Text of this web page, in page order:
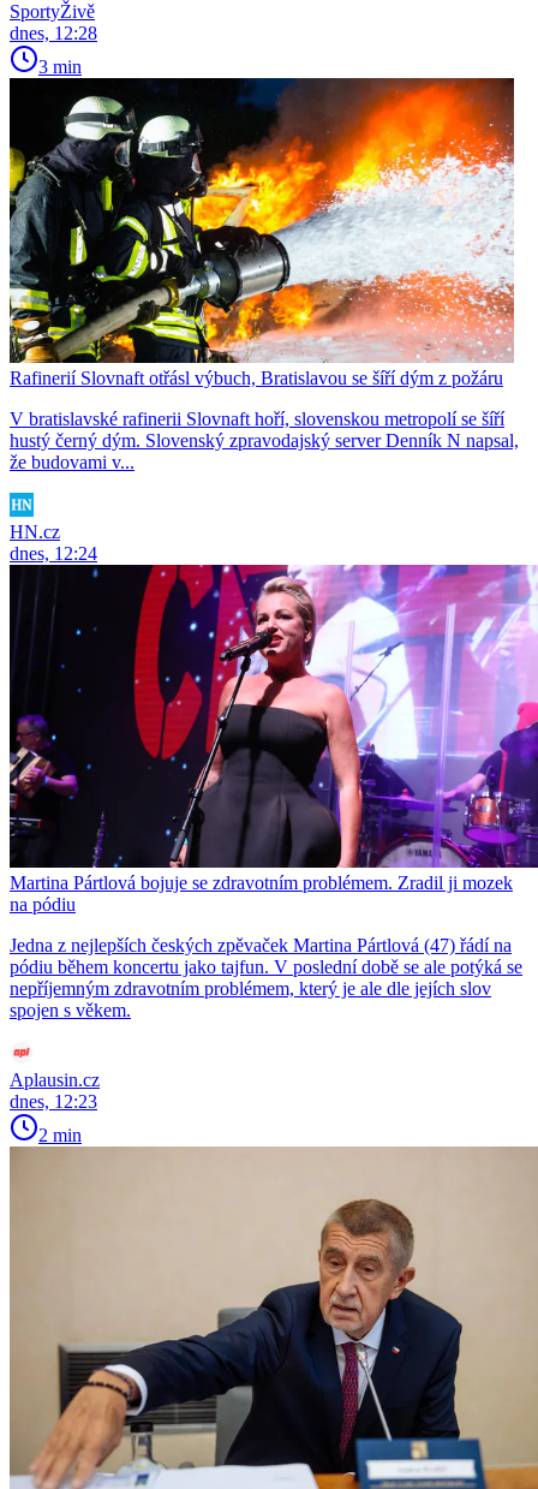
SportyŽivě
dnes, 12:28
3 min
Rafinerií Slovnaft otřásl výbuch, Bratislavou se šíří dým z požáru
V bratislavské rafinerii Slovnaft hoří, slovenskou metropolí se šíří
hustý černý dým. Slovenský zpravodajský server Denník N napsal,
že budovami v...
HN.cz
dnes, 12:24
Martina Pártlová bojuje se zdravotním problémem. Zradil ji mozek
na pódiu
Jedna z nejlepších českých zpěvaček Martina Pártlová (47) řádí na
pódiu během koncertu jako tajfun. V poslední době se ale potýká se
nepříjemným zdravotním problémem, který je ale dle jejích slov
spojen s věkem.
Aplausin.cz
dnes, 12:23
2 min